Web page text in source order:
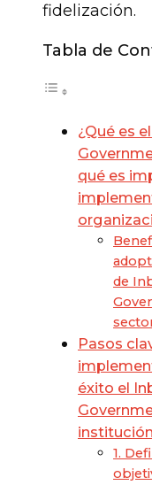
fidelización.
Tabla de
¿Qué es
qué es
de
Pasos
éxito el
institución
1.